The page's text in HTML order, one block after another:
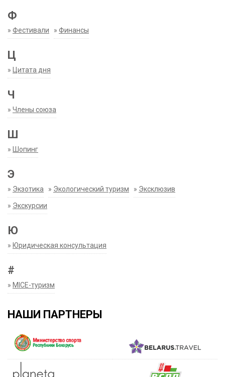
Ф
» Фестивали » Финансы
Ц
» Цитата дня
Ч
» Члены союза
Ш
» Шопинг
Э
» Экзотика » Экологический туризм » Эксклюзив
» Экскурсии
Ю
» Юридическая консультация
#
» MICE-туризм
НАШИ ПАРТНЕРЫ